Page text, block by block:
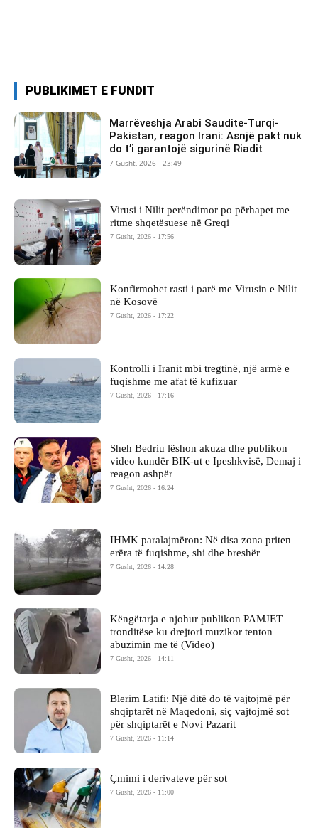
PUBLIKIMET E FUNDIT
Marrëveshja Arabi Saudite-Turqi-
Pakistan, reagon Irani: Asnjë pakt nuk
do t’i garantojë sigurinë Riadit
7 Gusht, 2026 - 23:49
Virusi i Nilit perëndimor po përhapet me
ritme shqetësuese në Greqi
7 Gusht, 2026 - 17:56
Konfirmohet rasti i parë me Virusin e Nilit
në Kosovë
7 Gusht, 2026 - 17:22
Kontrolli i Iranit mbi tregtinë, një armë e
fuqishme me afat të kufizuar
7 Gusht, 2026 - 17:16
Sheh Bedriu lëshon akuza dhe publikon
video kundër BIK-ut e Ipeshkvisë, Demaj i
reagon ashpër
7 Gusht, 2026 - 16:24
IHMK paralajmëron: Në disa zona priten
erëra të fuqishme, shi dhe breshër
7 Gusht, 2026 - 14:28
Këngëtarja e njohur publikon PAMJET
tronditëse ku drejtori muzikor tenton
abuzimin me të (Video)
7 Gusht, 2026 - 14:11
Blerim Latifi: Një ditë do të vajtojmë për
shqiptarët në Maqedoni, siç vajtojmë sot
për shqiptarët e Novi Pazarit
7 Gusht, 2026 - 11:14
Çmimi i derivateve për sot
7 Gusht, 2026 - 11:00